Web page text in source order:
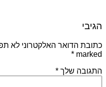
הגיבי
marked
*
התגובה שלך *